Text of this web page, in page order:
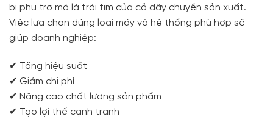
bị phụ trợ mà là trái tim của cả dây chuyền sản xuất.
Việc lựa chọn đúng loại máy và hệ thống phù hợp sẽ
giúp doanh nghiệp:
✔ Tăng hiệu suất
✔ Giảm chi phí
✔ Nâng cao chất lượng sản phẩm
✔ Tạo lợi thế cạnh tranh